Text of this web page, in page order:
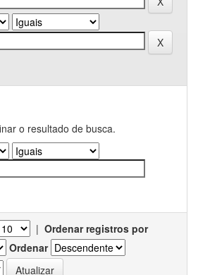
o resultado de busca.
| Ordenar registros por
Ordenar